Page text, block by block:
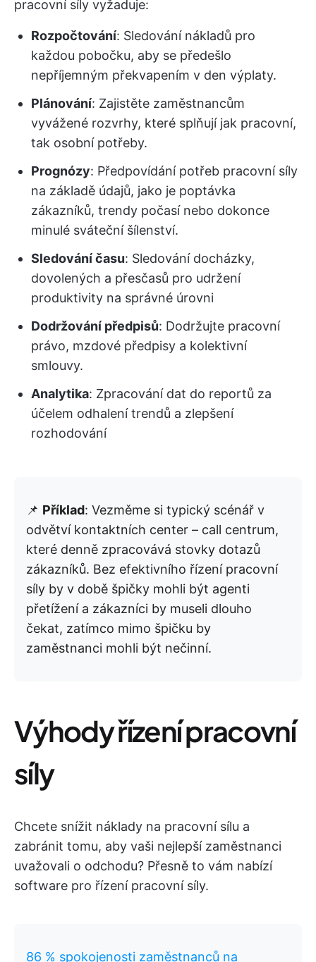
pracovní síly vyžaduje:
Rozpočtování: Sledování nákladů pro
každou pobočku, aby se předešlo
nepříjemným překvapením v den výplaty.
Plánování: Zajistěte zaměstnancům
vyvážené rozvrhy, které splňují jak pracovní,
tak osobní potřeby.
Prognózy: Předpovídání potřeb pracovní síly
na základě údajů, jako je poptávka
zákazníků, trendy počasí nebo dokonce
minulé sváteční šílenství.
Sledování času: Sledování docházky,
dovolených a přesčasů pro udržení
produktivity na správné úrovni
Dodržování předpisů: Dodržujte pracovní
právo, mzdové předpisy a kolektivní
smlouvy.
Analytika: Zpracování dat do reportů za
účelem odhalení trendů a zlepšení
rozhodování
📌 Příklad: Vezměme si typický scénář v
odvětví kontaktních center – call centrum,
které denně zpracovává stovky dotazů
zákazníků. Bez efektivního řízení pracovní
síly by v době špičky mohli být agenti
přetížení a zákazníci by museli dlouho
čekat, zatímco mimo špičku by
zaměstnanci mohli být nečinní.
Výhody řízení pracovní
síly
Chcete snížit náklady na pracovní sílu a
zabránit tomu, aby vaši nejlepší zaměstnanci
uvažovali o odchodu? Přesně to vám nabízí
software pro řízení pracovní síly.
86 % spokojenosti zaměstnanců na